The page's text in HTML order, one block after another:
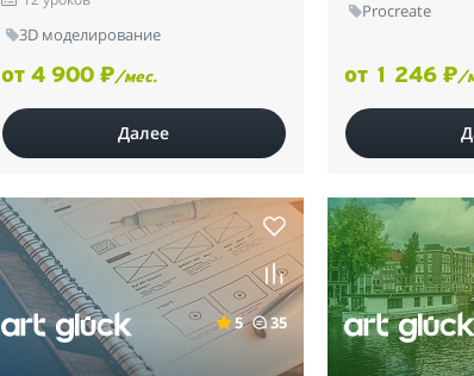
3D моделирование
от 4 900 ₽/мес.
Далее
Procreate
от 1 246 ₽/
5 35